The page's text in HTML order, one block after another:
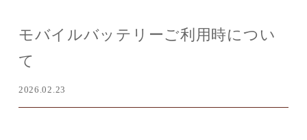
モバイルバッテリーご利用時につい
て
2026.02.23